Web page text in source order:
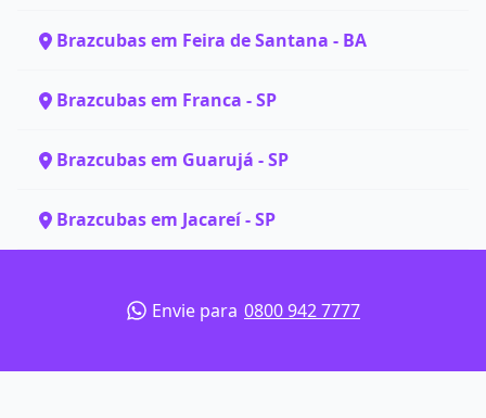
Brazcubas em Feira de Santana - BA
Brazcubas em Franca - SP
Brazcubas em Guarujá - SP
Brazcubas em Jacareí - SP
Envie para 0800 942 7777